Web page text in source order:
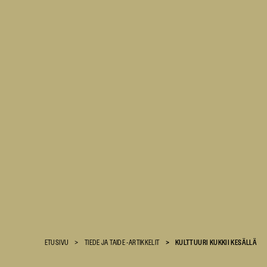
ETUSIVU TIEDE JA TAIDE -ARTIKKELIT KULTTUURI KUKKII KESÄLLÄ